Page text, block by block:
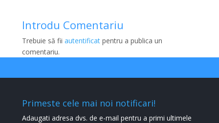
Introdu Comentariu
Trebuie să fii autentificatpentru a publica un
comentariu.
Primeste cele mai noi notificari!
Adaugati adresa dvs. de e-mail pentru a primi ultimele